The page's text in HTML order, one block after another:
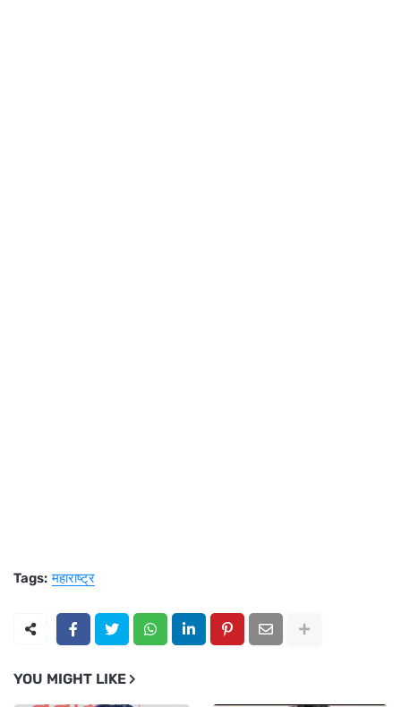
Tags: महाराष्ट्र
YOU MIGHT LIKE